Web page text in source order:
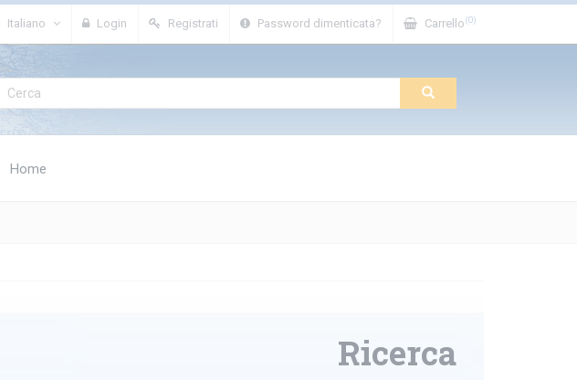
Italiano Login Registrati Password dimenticata? Carrello(0)
Home
Ricerca